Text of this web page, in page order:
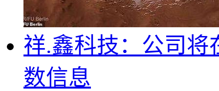
祥.鑫科技：公司
数信息